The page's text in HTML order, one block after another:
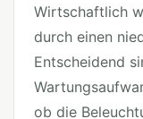
Wirtschaftlich
durch einen
Entscheidend
ob die